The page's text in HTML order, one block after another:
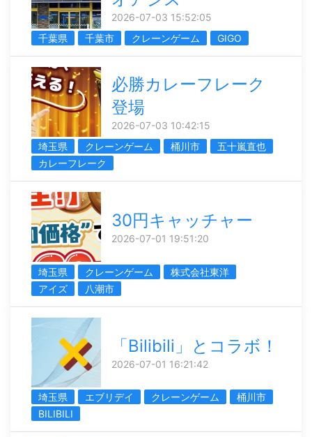
2026-07-03 15:52:05
千葉県
千葉市 クレーンゲーム GIGO
必勝カレーフレーク
登場
2026-07-03 10:42:15
埼玉県
クレーンゲーム 桶川市
五十嵐直也
カレーフレーク
30円キャッチャー
2026-07-01 19:51:20
埼玉県 クレーンゲーム
株式会社東洋
アイズ
八潮市
「Bilibili」とコラボ！
2026-07-01 16:21:42
埼玉県 エブリデイ クレーンゲーム
桶川市
BILIBILI